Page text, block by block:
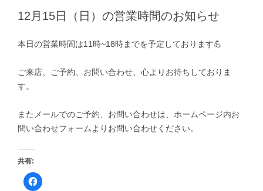
12月15日（日）の営業時間のお知らせ
本日の営業時間は11時~18時までを予定しております💪
ご来店、ご予約、お問い合わせ、心よりお待ちしておりま
す。
またメールでのご予約、お問い合わせは、ホームページ内お
問い合わせフォームよりお問い合わせください。
共有:
F
a